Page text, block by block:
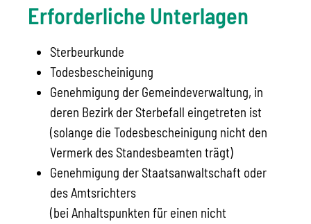
Erforderliche Unterlagen
Sterbeurkunde
Todesbescheinigung
Genehmigung der Gemeindeverwaltung, in
deren Bezirk der Sterbefall eingetreten ist
(solange die Todesbescheinigung nicht den
Vermerk des Standesbeamten trägt)
Genehmigung der Staatsanwaltschaft oder
des Amtsrichters
(bei Anhaltspunkten für einen nicht